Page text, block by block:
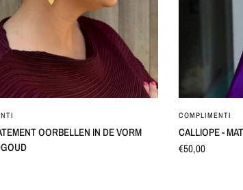
OORBELLEN IN DE VORM
COMPLIMENTI
CALLIOPE -
€50,00